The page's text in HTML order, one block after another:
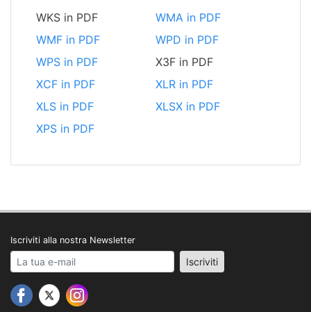
WKS in PDF
WMA in PDF
WMF in PDF
WPD in PDF
WPS in PDF
X3F in PDF
XCF in PDF
XLR in PDF
XLS in PDF
XLSX in PDF
XPS in PDF
Iscriviti alla nostra Newsletter
Your email address Iscriviti